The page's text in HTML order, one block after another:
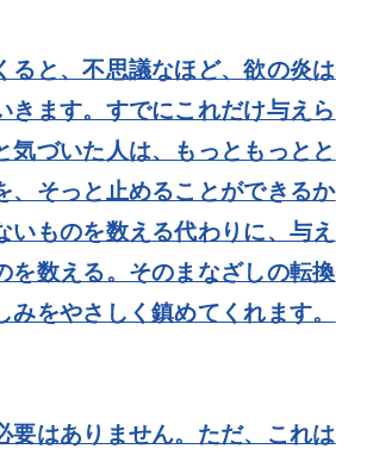
ると、不思議なほど、欲の炎は
きます。すでにこれだけ与えら
気づいた人は、もっともっとと
、そっと止めることができるか
いものを数える代わりに、与え
を数える。そのまなざしの転換
みをやさしく鎮めてくれます。
要はありません。ただ、これは